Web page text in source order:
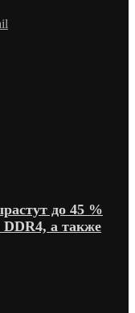
до 45 %
а также